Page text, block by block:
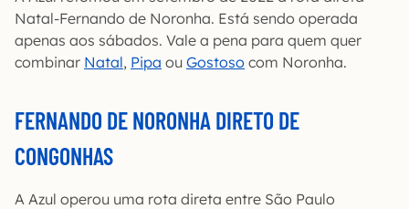
Natal-Fernando de Noronha. Está sendo operada
apenas aos sábados. Vale a pena para quem quer
combinar Natal, Pipa ou Gostoso com Noronha.
FERNANDO DE NORONHA DIRETO DE
CONGONHAS
A Azul operou uma rota direta entre São Paulo